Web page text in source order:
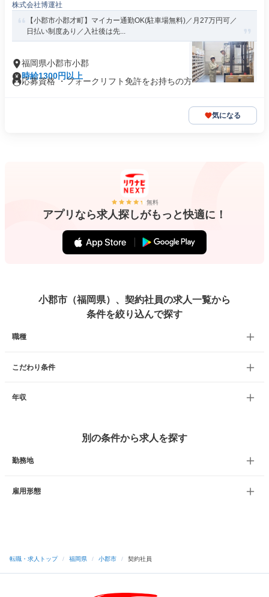
株式会社博運社
【小郡市小郡才町】マイカー通勤OK(駐車場無料)／月27万円可／
日払い制度あり／入社後は先...
福岡県小郡市小郡
時給1300円以上
応募資格 ・フォークリフト免許をお持ちの方
気になる
無料
アプリなら求人探しがもっと快適に！
小郡市（福岡県）、契約社員の求人一覧から
条件を絞り込んで探す
職種
こだわり条件
年収
別の条件から求人を探す
勤務地
雇用形態
転職・求人トップ / 福岡県 / 小郡市 / 契約社員